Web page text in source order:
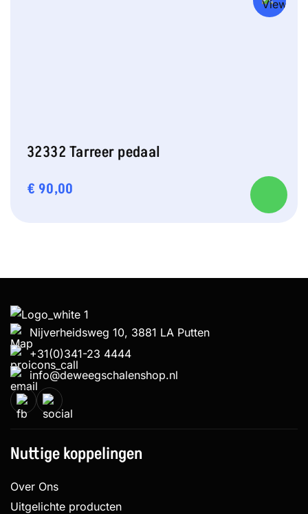
32332 Tarreer pedaal
€ 90,00
Nijverheidsweg 10, 3881 LA Putten
+31(0)341-23 4444
info@deweegschalenshop.nl
Nuttige koppelingen
Over Ons
Uitgelichte producten